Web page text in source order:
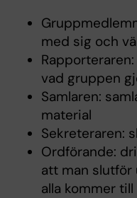
med sig och
vad gruppen
Samlaren:
material
Sekreteraren:
Ordförande:
att man
alla kommer till